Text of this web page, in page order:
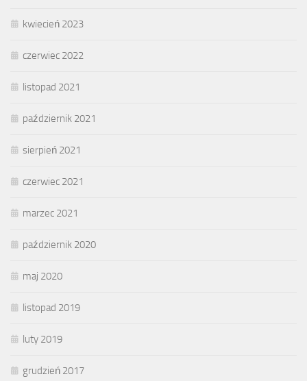
kwiecień 2023
czerwiec 2022
listopad 2021
październik 2021
sierpień 2021
czerwiec 2021
marzec 2021
październik 2020
maj 2020
listopad 2019
luty 2019
grudzień 2017